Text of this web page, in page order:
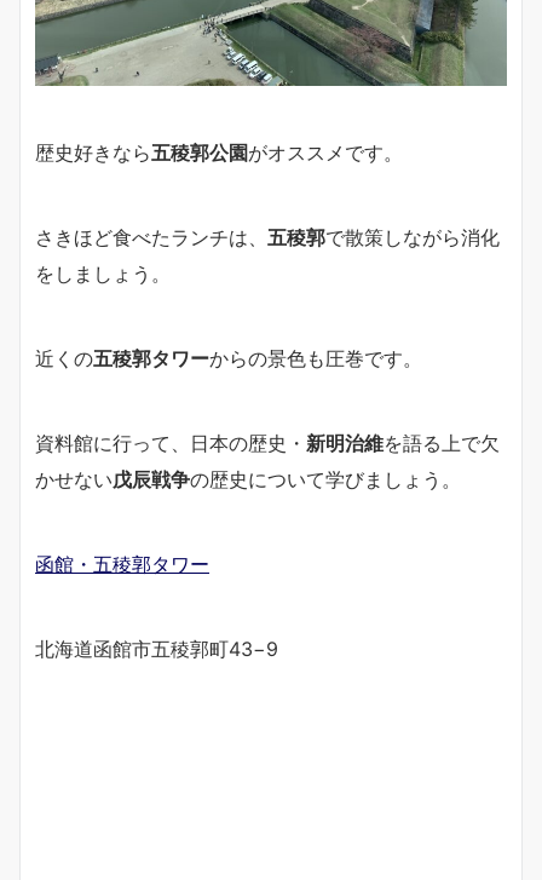
歴史好きなら五稜郭公園がオススメです。
さきほど食べたランチは、 五稜郭で散策しながら消化
をしましょう。
近くの五稜郭タワーからの景色も圧巻です。
資料館に行って、日本の歴史・ 新明治維を語る上で欠
かせない戊辰戦争の歴史について学びましょう。
函館・五稜郭タワー
北海道函館市五稜郭町43−9